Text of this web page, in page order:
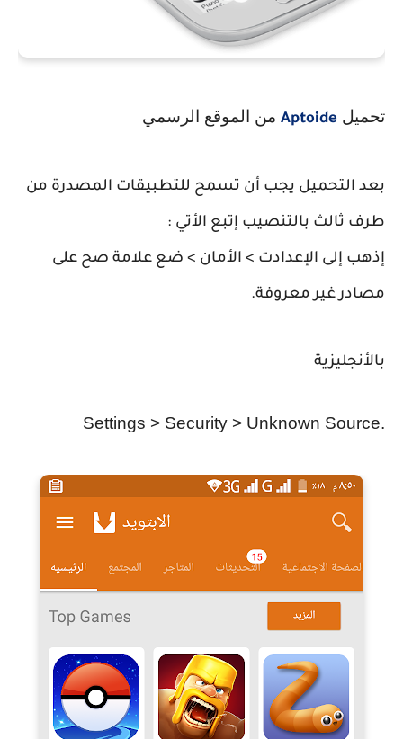
تحميل Aptoide من الموقع الرسمي
بعد التحميل يجب أن تسمح للتطبيقات المصدرة من
طرف ثالث بالتنصيب إتبع الأتي :
إذهب إلى الإعدادت > الأمان > ضع علامة صح على
مصادر غير معروفة.
بالأنجليزية
Settings > Security > Unknown Source.